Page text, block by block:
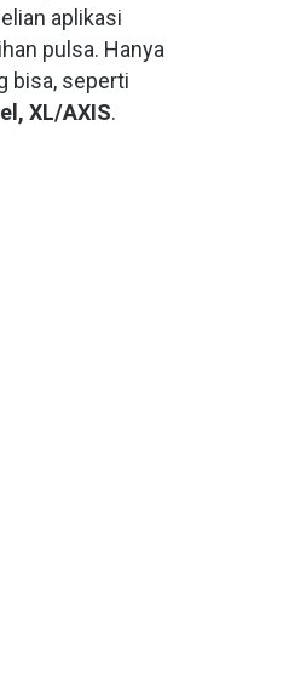
aplikasi
pulsa. Hanya
bisa, seperti
XL/AXIS.